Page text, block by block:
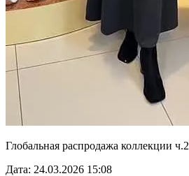
Глобальная распродажа коллекции ч.2
Дата: 24.03.2026 15:08